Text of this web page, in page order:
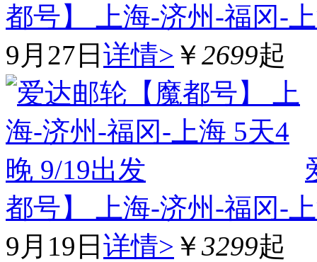
都号】 上海-济州-福冈-
9月27日 详情> ￥2699起
都号】 上海-济州-福冈-
9月19日 详情> ￥3299起